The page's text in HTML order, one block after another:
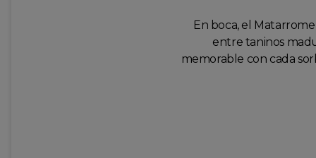
En boca, el
entre taninos
memorable con cada